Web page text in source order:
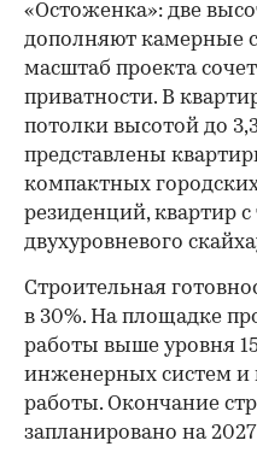
«Остоженка»: две
дополняют камерные
масштаб проекта
приватности. В
потолки высотой до
представлены
компактных
резиденций, квартир
двухуровневого
Строительная
в 30%. На площадке
работы выше уровня
инженерных систем и
работы. Окончание
запланировано на